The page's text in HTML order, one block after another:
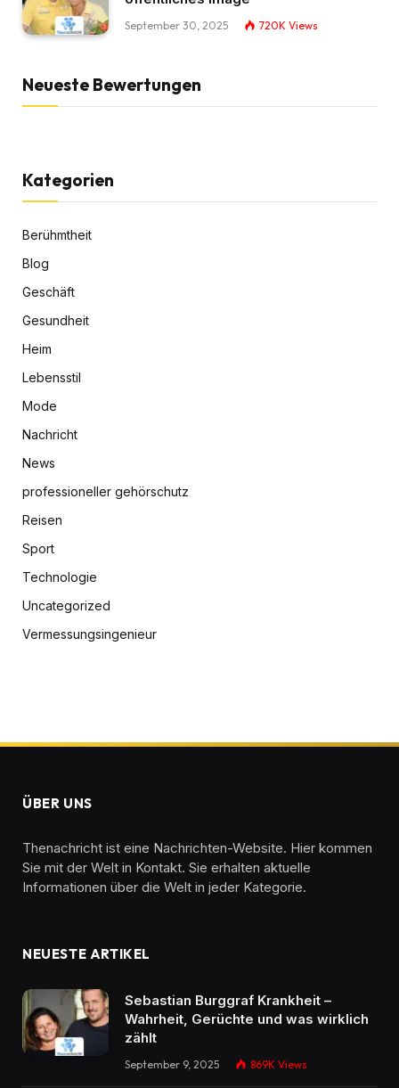
September 30, 2025 720K Views
Neueste Bewertungen
Kategorien
Berühmtheit
Blog
Geschäft
Gesundheit
Heim
Lebensstil
Mode
Nachricht
News
professioneller gehörschutz
Reisen
Sport
Technologie
Uncategorized
Vermessungsingenieur
ÜBER UNS
Thenachricht ist eine Nachrichten-Website. Hier kommen
Sie mit der Welt in Kontakt. Sie erhalten aktuelle
Informationen über die Welt in jeder Kategorie.
NEUESTE ARTIKEL
Sebastian Burggraf Krankheit –
Wahrheit, Gerüchte und was wirklich
zählt
September 9, 2025 869K Views